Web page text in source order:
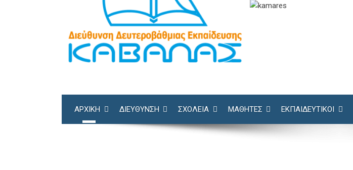
ΑΡΧΙΚΗ ΔΙΕΎΘΥΝΣΗ ΣΧΟΛΕΊΑ ΜΑΘΗΤΕΣ ΕΚΠΑΙΔΕΥΤΙΚΟΙ